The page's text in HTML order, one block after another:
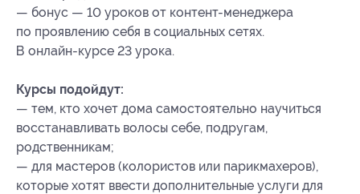
— бонус — 10 уроков от контент-менеджера
по проявлению себя в социальных сетях.
В онлайн-курсе 23 урока.
Курсы подойдут:
— тем, кто хочет дома самостоятельно научиться
восстанавливать волосы себе, подругам,
родственникам;
— для мастеров (колористов или парикмахеров),
которые хотят ввести дополнительные услуги для